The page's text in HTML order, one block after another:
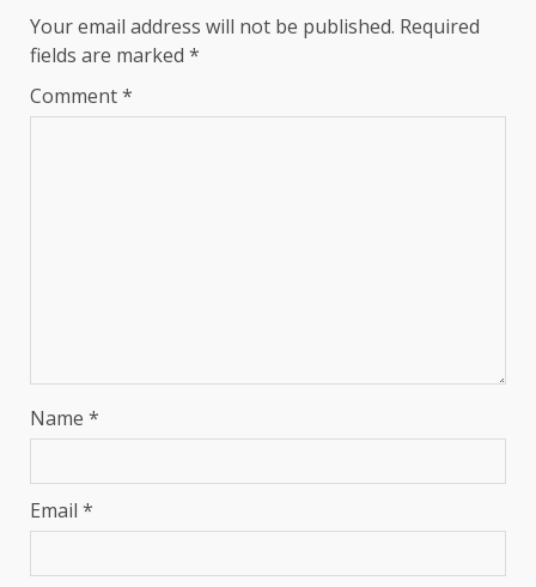
Your email address will not be published. Required
fields are marked *
Comment*
Name *
Email *